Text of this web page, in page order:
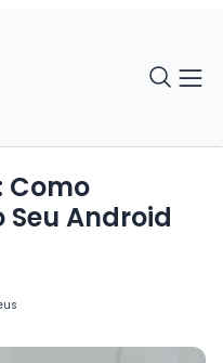
Como
Seu Android